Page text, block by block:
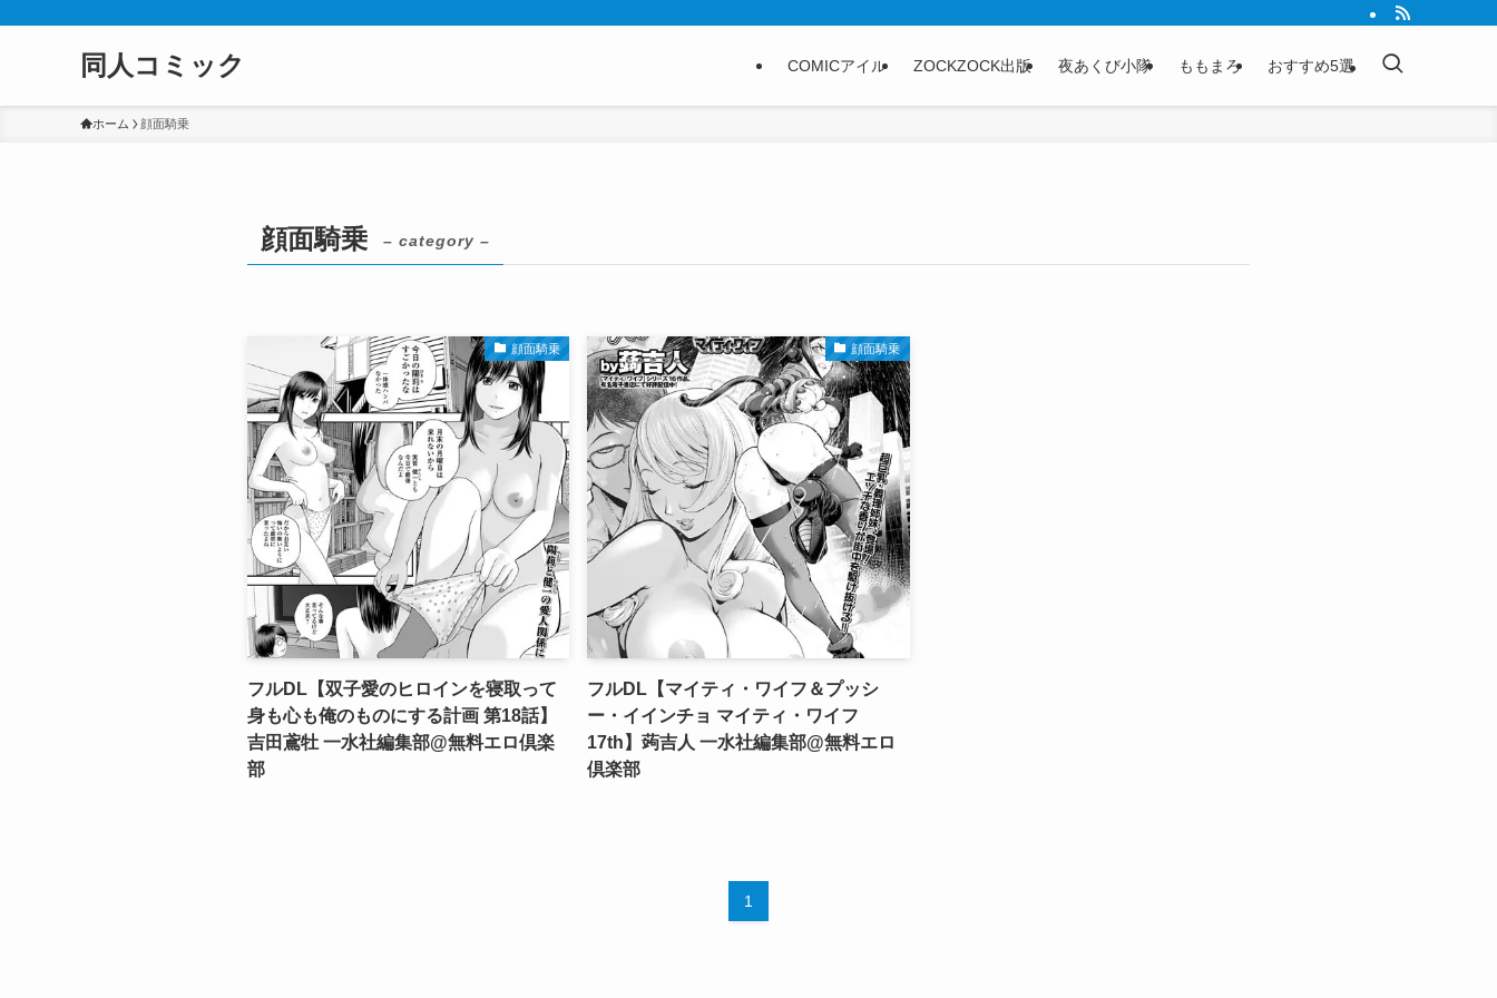
同人コミック COMICアイル ZOCKZOCK出版 夜あくび小隊 ももまろ おすすめ5選
ホーム 顔面騎乗
顔面騎乗 – category –
顔面騎乗
フルDL【双子愛のヒロインを寝取って
身も心も俺のものにする計画 第18話】
吉田鳶牡 一水社編集部@無料エロ倶楽
部
顔面騎乗
フルDL【マイティ・ワイフ＆プッシ
ー・イインチョ マイティ・ワイフ
17th】蒟吉人 一水社編集部@無料エロ
倶楽部
1